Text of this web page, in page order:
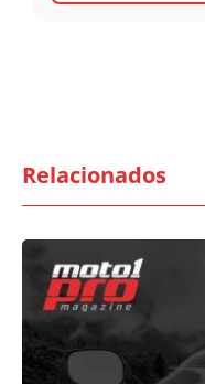
Relacionados